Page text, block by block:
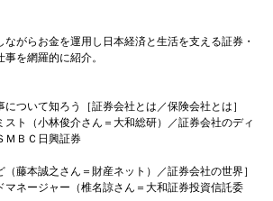
がらお金を運用し日本経済と生活を支える証券・
を網羅的に紹介。
ついて知ろう［証券会社とは／保険会社とは］
ト（小林俊介さん＝大和総研）／証券会社のディ
ＭＢＣ日興証券
藤本誠之さん＝財産ネット）／証券会社の世界］
マネージャー（椎名諒さん＝大和証券投資信託委